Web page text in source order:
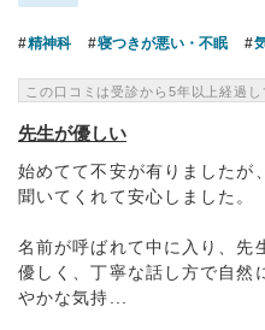
精神科 寝つきが悪い・不眠
この口コミは受診から5年以上経過し
先生が優しい
始めてて不安が有りましたが
聞いてくれて安心しました。
名前が呼ばれて中に入り、先
優しく、丁寧な話し方で自然
やかな気持...